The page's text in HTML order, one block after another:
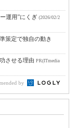
運用”にくぎ (2026/02/2
策定で独自の動き
させる理由 PR(ITmedia
by